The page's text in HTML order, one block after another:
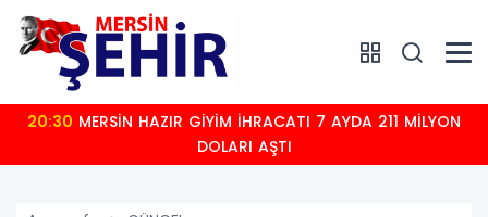
20:30
DOLARI AŞTI